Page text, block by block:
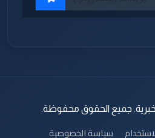
سياسة الخصوصية